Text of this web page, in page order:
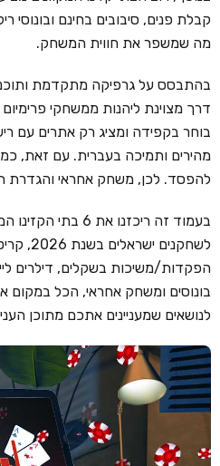
קבלת פנים, סיבובים בחינם ובונוסי
מה שמשפר את חווית המשחק.
בהתבסס על גרפיקה מתקדמת ותוכנה
בוחר בקפידה ומציג רק אתרים עם
מהירים ותמיכה בעברית. עם זאת, כמו
להפסד. לכן, משחק אחראי והגדרת
בעמוד זה ריכזנו את
לשחקנים
הפקדות/משיכות בשקלים, דילרים
בונוסים ומשחק אחראי, הכל במקום
לנושאים שמעניינים אתכם מתוכן